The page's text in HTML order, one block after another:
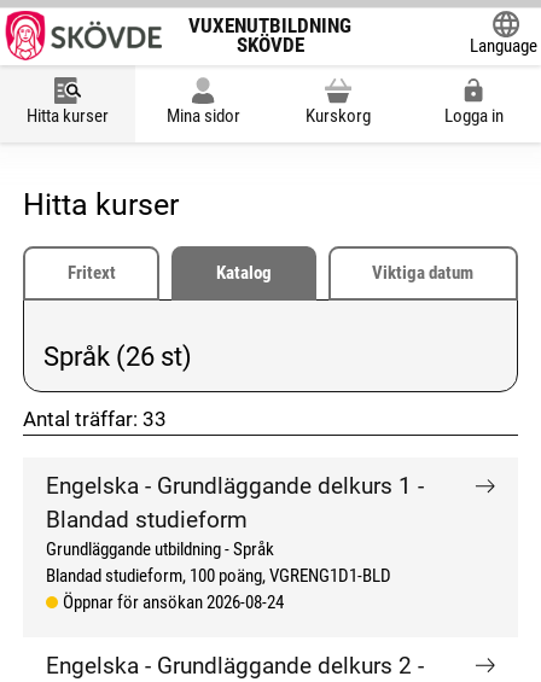
VUXENUTBILDNING
SKÖVDE
Language
Hitta kurser Mina sidor Kurskorg Logga in
Hitta kurser
Fritext Katalog Viktiga datum
Vald kategori:
Språk (26 st)
Antal träffar: 33
don't click me don't click me
Engelska - Grundläggande delkurs 1 -
Blandad studieform
Grundläggande utbildning Språk
Blandad studieform 100 poäng VGRENG1D1-BLD
Öppnar för ansökan 2026-08-24
Engelska - Grundläggande delkurs 2 -